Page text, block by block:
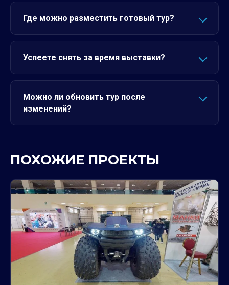
Где можно разместить готовый тур?
Успеете снять за время выставки?
Можно ли обновить тур после
изменений?
ПОХОЖИЕ ПРОЕКТЫ